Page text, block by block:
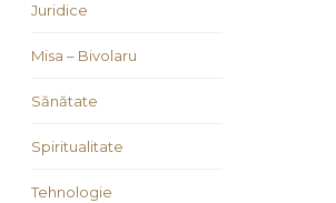
Juridice
Misa – Bivolaru
Sănătate
Spiritualitate
Tehnologie